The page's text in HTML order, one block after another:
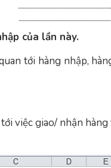
của lần này.
tới hàng nhập,
việc giao/ nhận